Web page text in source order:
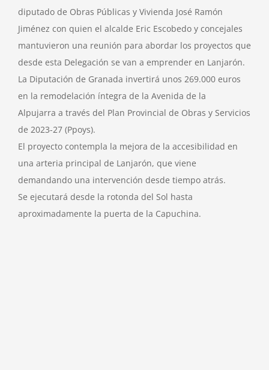
diputado de Obras Públicas y Vivienda José Ramón
Jiménez con quien el alcalde Eric Escobedo y concejales
mantuvieron una reunión para abordar los proyectos que
desde esta Delegación se van a emprender en Lanjarón.
La Diputación de Granada invertirá unos 269.000 euros
en la remodelación íntegra de la Avenida de la
Alpujarra a través del Plan Provincial de Obras y Servicios
de 2023-27 (Ppoys).
El proyecto contempla la mejora de la accesibilidad en
una arteria principal de Lanjarón, que viene
demandando una intervención desde tiempo atrás.
Se ejecutará desde la rotonda del Sol hasta
aproximadamente la puerta de la Capuchina.